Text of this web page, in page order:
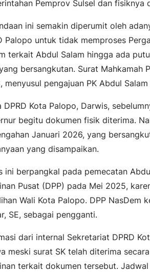
Pemprov Sulsel dan fisiknya
ini semakin diperumit oleh
Palopo untuk tidak memproses
terkait Abdul Salam hingga ada
bersangkutan. Surat
menyusul pengajuan PK Abdul
DPRD Kota Palopo, Darwis,
begitu dokumen fisik diterima.
Januari 2026, yang
yang disampaikan.
ini berpangkal pada pemecatan
Pusat (DPP) pada Mei 2025,
Wali Kota Palopo. DPP NasDem
SE, sebagai pengganti.
dari internal Sekretariat DPRD
meski surat SK telah diterima
terkait dokumen tersebut.